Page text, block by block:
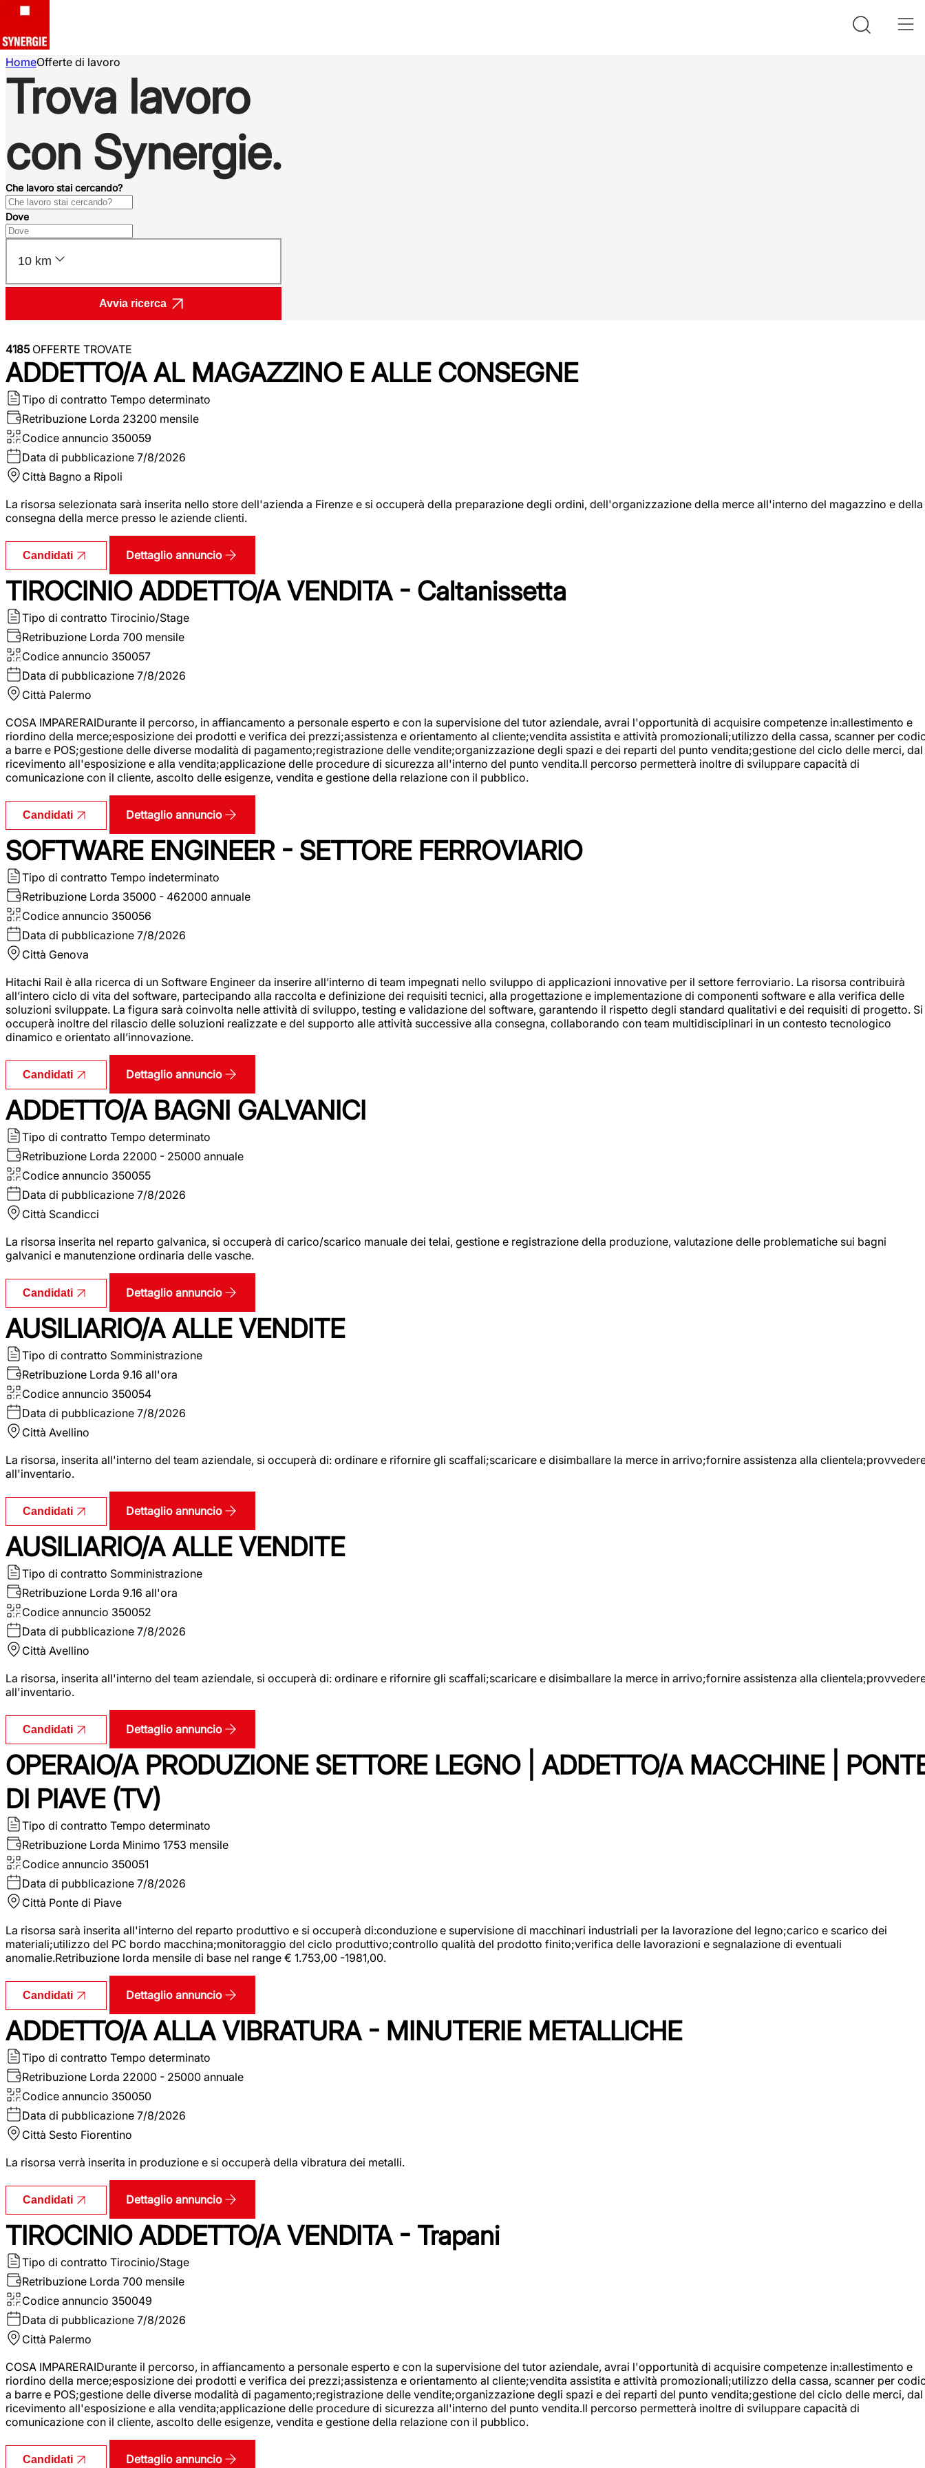
HomeOfferte di lavoro
Trova lavoro
con Synergie.
Che lavoro stai cercando?
Dove
10 km
Avvia ricerca
4185OFFERTE TROVATE
ADDETTO/A AL MAGAZZINO E ALLE CONSEGNE
Tipo di contratto Tempo determinato
Retribuzione Lorda 23200 mensile
Codice annuncio 350059
Data di pubblicazione 7/8/2026
Città Bagno a Ripoli
La risorsa selezionata sarà inserita nello store dell'azienda a Firenze e si occuperà della preparazione degli ordini, dell'organizzazione della merce all'interno del magazzino e della
consegna della merce presso le aziende clienti.
Candidati Dettaglio annuncio
TIROCINIO ADDETTO/A VENDITA - Caltanissetta
Tipo di contratto Tirocinio/Stage
Retribuzione Lorda 700 mensile
Codice annuncio 350057
Data di pubblicazione 7/8/2026
Città Palermo
COSA IMPARERAIDurante il percorso, in affiancamento a personale esperto e con la supervisione del tutor aziendale, avrai l'opportunità di acquisire competenze in:allestimento e
riordino della merce;esposizione dei prodotti e verifica dei prezzi;assistenza e orientamento al cliente;vendita assistita e attività promozionali;utilizzo della cassa, scanner per
a barre e POS;gestione delle diverse modalità di pagamento;registrazione delle vendite;organizzazione degli spazi e dei reparti del punto vendita;gestione del ciclo delle merci, dal
ricevimento all'esposizione e alla vendita;applicazione delle procedure di sicurezza all'interno del punto vendita.Il percorso permetterà inoltre di sviluppare capacità di
comunicazione con il cliente, ascolto delle esigenze, vendita e gestione della relazione con il pubblico.
Candidati Dettaglio annuncio
SOFTWARE ENGINEER - SETTORE FERROVIARIO
Tipo di contratto Tempo indeterminato
Retribuzione Lorda 35000 - 462000 annuale
Codice annuncio 350056
Data di pubblicazione 7/8/2026
Città Genova
Hitachi Rail è alla ricerca di un Software Engineer da inserire all’interno di team impegnati nello sviluppo di applicazioni innovative per il settore ferroviario. La risorsa contribuirà
all’intero ciclo di vita del software, partecipando alla raccolta e definizione dei requisiti tecnici, alla progettazione e implementazione di componenti software e alla verifica delle
soluzioni sviluppate. La figura sarà coinvolta nelle attività di sviluppo, testing e validazione del software, garantendo il rispetto degli standard qualitativi e dei requisiti di progetto. Si
occuperà inoltre del rilascio delle soluzioni realizzate e del supporto alle attività successive alla consegna, collaborando con team multidisciplinari in un contesto tecnologico
dinamico e orientato all’innovazione.
Candidati Dettaglio annuncio
ADDETTO/A BAGNI GALVANICI
Tipo di contratto Tempo determinato
Retribuzione Lorda 22000 - 25000 annuale
Codice annuncio 350055
Data di pubblicazione 7/8/2026
Città Scandicci
La risorsa inserita nel reparto galvanica, si occuperà di carico/scarico manuale dei telai, gestione e registrazione della produzione, valutazione delle problematiche sui bagni
galvanici e manutenzione ordinaria delle vasche.
Candidati Dettaglio annuncio
AUSILIARIO/A ALLE VENDITE
Tipo di contratto Somministrazione
Retribuzione Lorda 9.16 all'ora
Codice annuncio 350054
Data di pubblicazione 7/8/2026
Città Avellino
La risorsa, inserita all'interno del team aziendale, si occuperà di: ordinare e rifornire gli scaffali;scaricare e disimballare la merce in arrivo;fornire assistenza alla
all'inventario.
Candidati Dettaglio annuncio
AUSILIARIO/A ALLE VENDITE
Tipo di contratto Somministrazione
Retribuzione Lorda 9.16 all'ora
Codice annuncio 350052
Data di pubblicazione 7/8/2026
Città Avellino
La risorsa, inserita all'interno del team aziendale, si occuperà di: ordinare e rifornire gli scaffali;scaricare e disimballare la merce in arrivo;fornire assistenza alla
all'inventario.
Candidati Dettaglio annuncio
OPERAIO/A PRODUZIONE SETTORE LEGNO | ADDETTO/A MACCHINE |
DI PIAVE (TV)
Tipo di contratto Tempo determinato
Retribuzione Lorda Minimo 1753 mensile
Codice annuncio 350051
Data di pubblicazione 7/8/2026
Città Ponte di Piave
La risorsa sarà inserita all'interno del reparto produttivo e si occuperà di:conduzione e supervisione di macchinari industriali per la lavorazione del legno;carico e scarico dei
materiali;utilizzo del PC bordo macchina;monitoraggio del ciclo produttivo;controllo qualità del prodotto finito;verifica delle lavorazioni e segnalazione di eventuali
anomalie.Retribuzione lorda mensile di base nel range € 1.753,00 -1981,00.
Candidati Dettaglio annuncio
ADDETTO/A ALLA VIBRATURA - MINUTERIE METALLICHE
Tipo di contratto Tempo determinato
Retribuzione Lorda 22000 - 25000 annuale
Codice annuncio 350050
Data di pubblicazione 7/8/2026
Città Sesto Fiorentino
La risorsa verrà inserita in produzione e si occuperà della vibratura dei metalli.
Candidati Dettaglio annuncio
TIROCINIO ADDETTO/A VENDITA - Trapani
Tipo di contratto Tirocinio/Stage
Retribuzione Lorda 700 mensile
Codice annuncio 350049
Data di pubblicazione 7/8/2026
Città Palermo
COSA IMPARERAIDurante il percorso, in affiancamento a personale esperto e con la supervisione del tutor aziendale, avrai l'opportunità di acquisire competenze in:allestimento e
riordino della merce;esposizione dei prodotti e verifica dei prezzi;assistenza e orientamento al cliente;vendita assistita e attività promozionali;utilizzo della cassa, scanner per
a barre e POS;gestione delle diverse modalità di pagamento;registrazione delle vendite;organizzazione degli spazi e dei reparti del punto vendita;gestione del ciclo delle merci, dal
ricevimento all'esposizione e alla vendita;applicazione delle procedure di sicurezza all'interno del punto vendita.Il percorso permetterà inoltre di sviluppare capacità di
comunicazione con il cliente, ascolto delle esigenze, vendita e gestione della relazione con il pubblico.
Candidati Dettaglio annuncio